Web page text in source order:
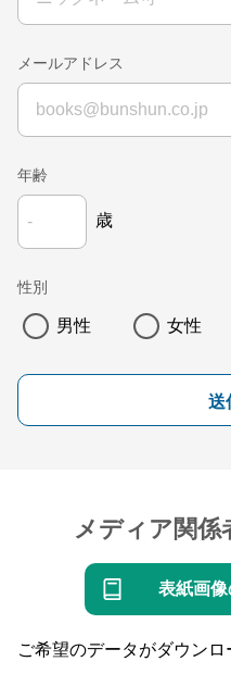
メールアドレス
年齢
歳
性別
男性 女性
送
メディア関係
表紙画
ご希望のデータがダウン